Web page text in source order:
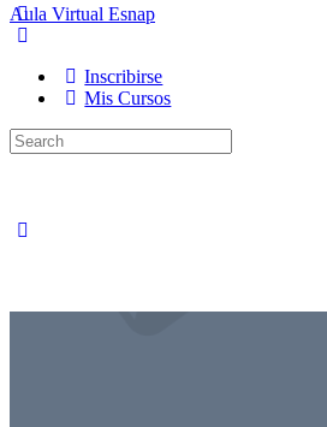
Aula Virtual Esnap
Inscribirse
Mis Cursos
Search
for: